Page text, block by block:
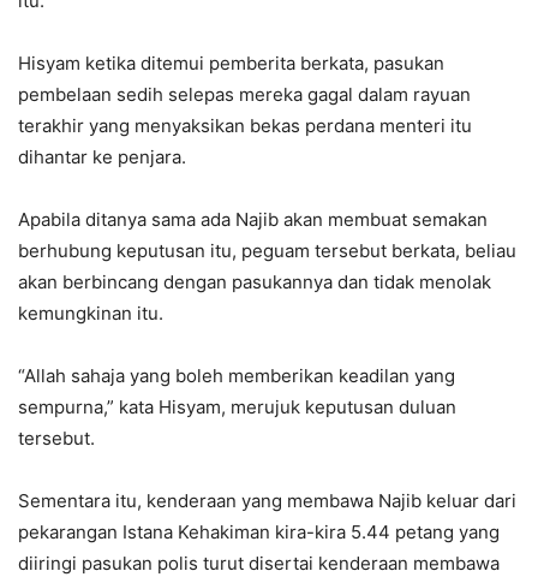
Hisyam ketika ditemui pemberita berkata, pasukan
pembelaan sedih selepas mereka gagal dalam rayuan
terakhir yang menyaksikan bekas perdana menteri itu
dihantar ke penjara.
Apabila ditanya sama ada Najib akan membuat semakan
berhubung keputusan itu, peguam tersebut berkata, beliau
akan berbincang dengan pasukannya dan tidak menolak
kemungkinan itu.
“Allah sahaja yang boleh memberikan keadilan yang
sempurna,” kata Hisyam, merujuk keputusan duluan
tersebut.
Sementara itu, kenderaan yang membawa Najib keluar dari
pekarangan Istana Kehakiman kira-kira 5.44 petang yang
diiringi pasukan polis turut disertai kenderaan membawa